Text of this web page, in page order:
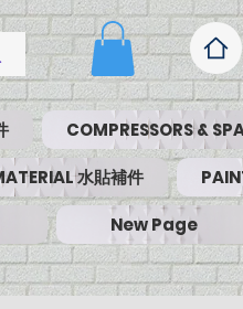
COMPRESSORS &
水貼補件
New Page